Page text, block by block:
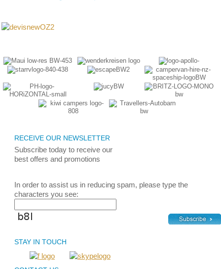
RECEIVE OUR NEWSLETTER
Subscribe today to receive our
best offers and promotions
In order to assist us in reducing spam, please type the
characters you see:
STAY IN TOUCH